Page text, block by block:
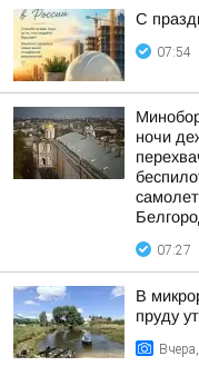
С
07:54
ночи
07:27
В
пруду